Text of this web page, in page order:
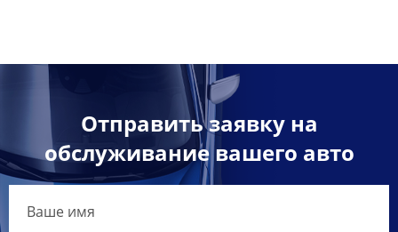
Отправить заявку на
обслуживание вашего авто